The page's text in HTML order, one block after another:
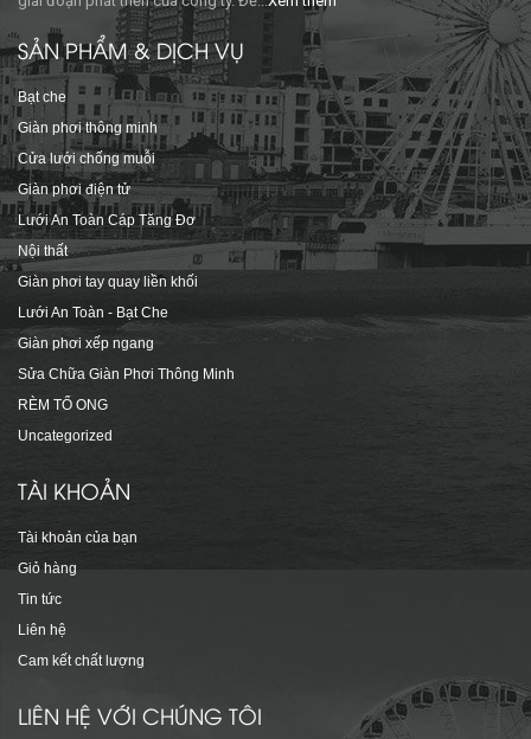
SẢN PHẨM & DỊCH VỤ
Bạt che
Giàn phơi thông minh
Cửa lưới chống muỗi
Giàn phơi điện tử
Lưới An Toàn Cáp Tăng Đơ
Nội thất
Giàn phơi tay quay liền khối
Lưới An Toàn - Bạt Che
Giàn phơi xếp ngang
Sửa Chữa Giàn Phơi Thông Minh
RÈM TỔ ONG
Uncategorized
TÀI KHOẢN
Tài khoản của bạn
Giỏ hàng
Tin tức
Liên hệ
Cam kết chất lượng
LIÊN HỆ VỚI CHÚNG TÔI